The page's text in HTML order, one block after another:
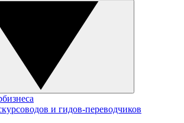
и гидов-переводчиков